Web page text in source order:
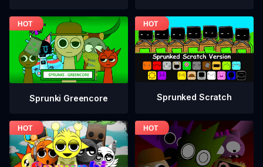
Sprunki Greencore Sprunked Scratch